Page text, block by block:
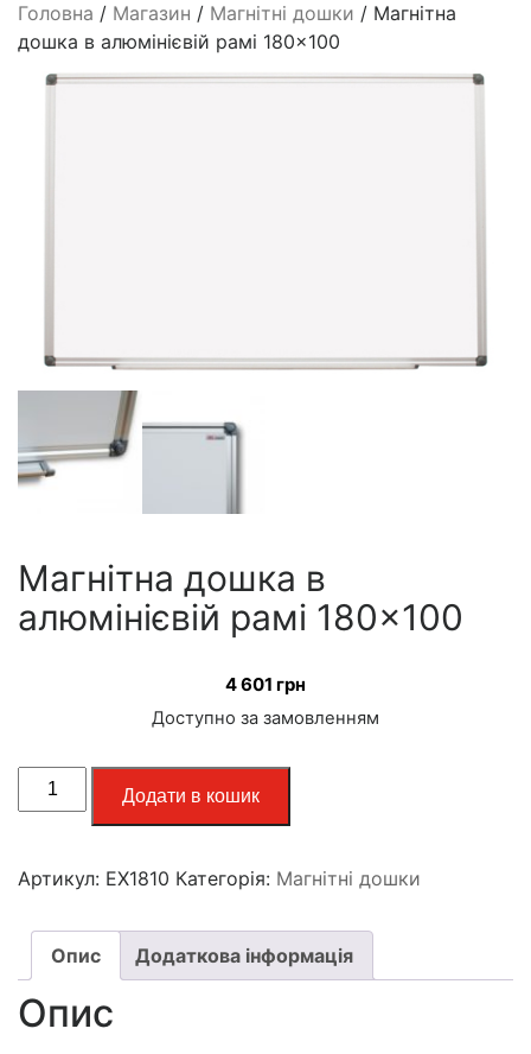
Головна / Магазин / Магнітні дошки / Магнітна
дошка в алюмінієвій рамі 180×100
Магнітна дошка в
алюмінієвій рамі 180×100
4 601 грн
Доступно за замовленням
Додати в кошик
Артикул: EX1810 Категорія: Магнітні дошки
Опис Додаткова інформація
Опис